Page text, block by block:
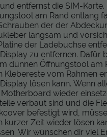
entfernst die SIM-
am Rand entlang
der der
langsam und
der Ladebuchse
zu entfernen. Dafür
dünnen Öffnungstool am
Klebereste vom Rahmen
lösen kann. Wenn
wieder
verbaut sind und die
befestigt wird,
kurzer Zeit wieder lösen
Wir wünschen dir viel